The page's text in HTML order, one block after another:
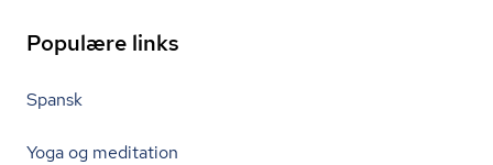
Populære links
Spansk
Yoga og meditation